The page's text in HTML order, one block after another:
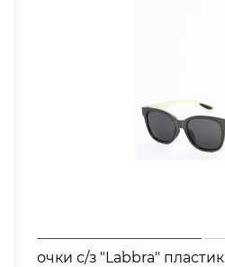
очки с/з "Labbra" пластик